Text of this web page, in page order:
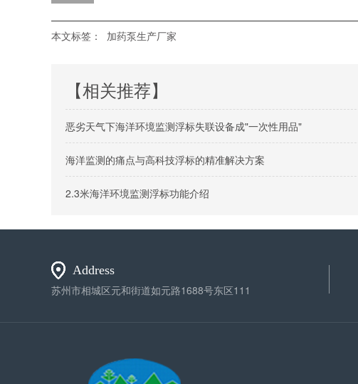
本文标签： 加药泵生产厂家
【相关推荐】
恶劣天气下海洋环境监测浮标失联设备成"一次性用品"
海洋监测的痛点与高科技浮标的精准解决方案
2.3米海洋环境监测浮标功能介绍
Address
苏州市相城区元和街道如元路1688号东区111